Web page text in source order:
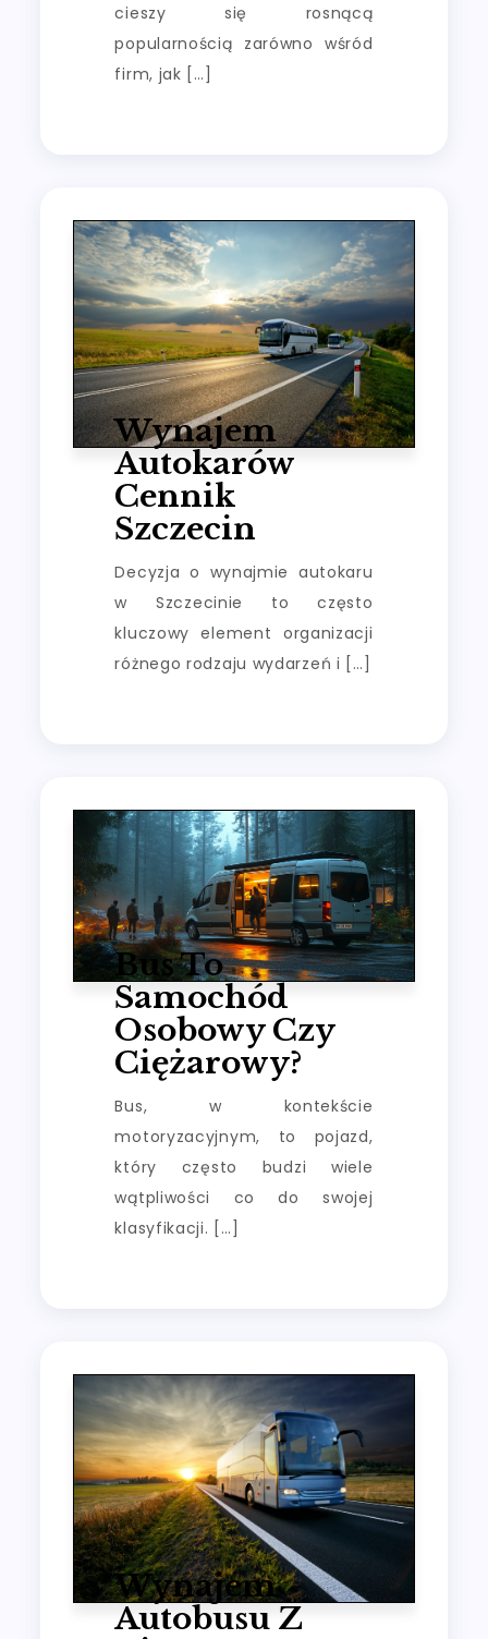
cieszy się rosnącą
popularnością zarówno wśród
firm, jak […]
Wynajem
Autokarów
Cennik
Szczecin
Decyzja o wynajmie autokaru
w Szczecinie to często
kluczowy element organizacji
różnego rodzaju wydarzeń i […]
Bus To
Samochód
Osobowy Czy
Ciężarowy?
Bus, w kontekście
motoryzacyjnym, to pojazd,
który często budzi wiele
wątpliwości co do swojej
klasyfikacji. […]
Wynajem
Autobusu Z